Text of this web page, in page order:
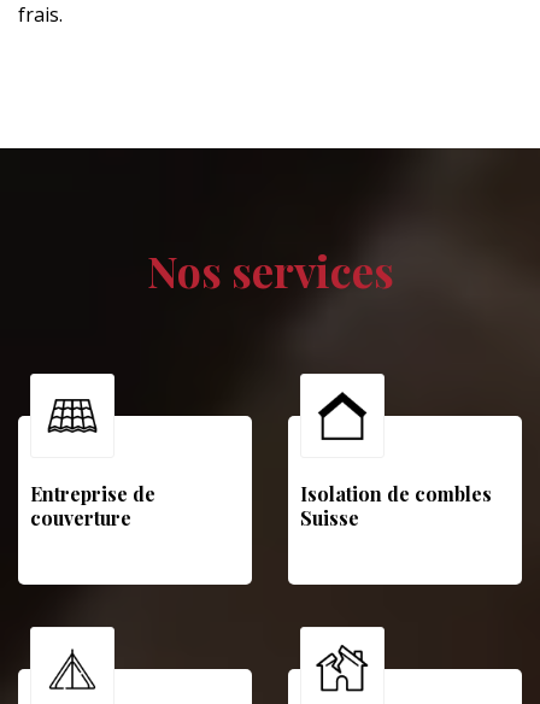
frais.
Nos services
Entreprise de
couverture
Isolation de combles
Suisse